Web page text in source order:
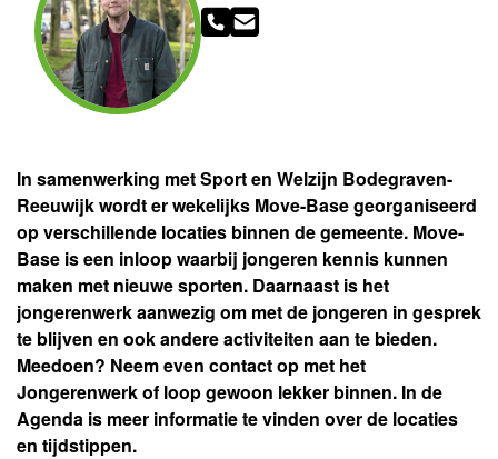
In samenwerking met Sport en Welzijn Bodegraven-
Reeuwijk wordt er wekelijks Move-Base georganiseerd
op verschillende locaties binnen de gemeente. Move-
Base is een inloop waarbij jongeren kennis kunnen
maken met nieuwe sporten. Daarnaast is het
jongerenwerk aanwezig om met de jongeren in gesprek
te blijven en ook andere activiteiten aan te bieden.
Meedoen? Neem even contact op met het
Jongerenwerk of loop gewoon lekker binnen. In de
Agenda is meer informatie te vinden over de locaties
en tijdstippen.